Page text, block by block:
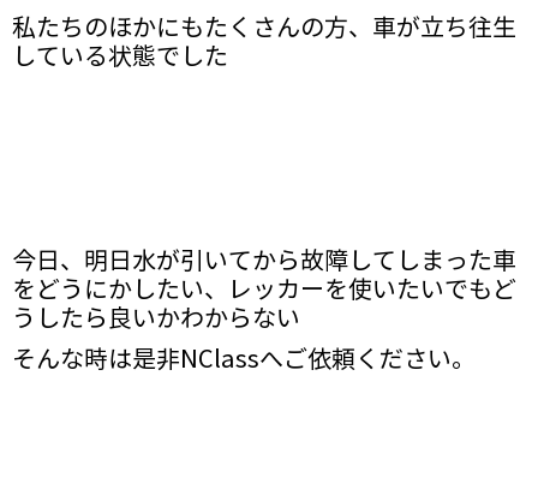
私たちのほかにもたくさんの方、車が立ち往生
している状態でした
今日、明日水が引いてから故障してしまった車
をどうにかしたい、レッカーを使いたいでもど
うしたら良いかわからない
そんな時は是非NClassへご依頼ください。